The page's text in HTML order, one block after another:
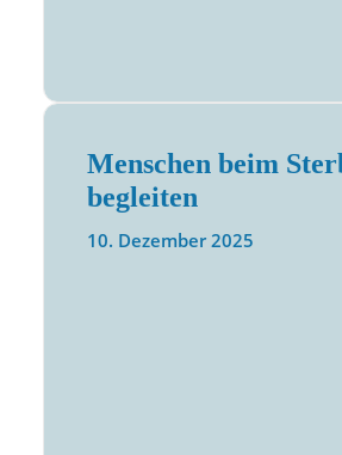
Menschen beim
begleiten
10. Dezember 2025